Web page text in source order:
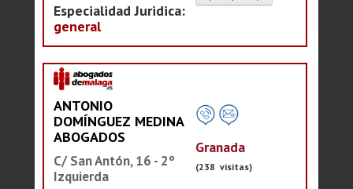
Especialidad Juridica:
general
ANTONIO
DOMÍNGUEZ MEDINA
ABOGADOS
C/ San Antón, 16 - 2º
Izquierda
Granada
(238 visitas)